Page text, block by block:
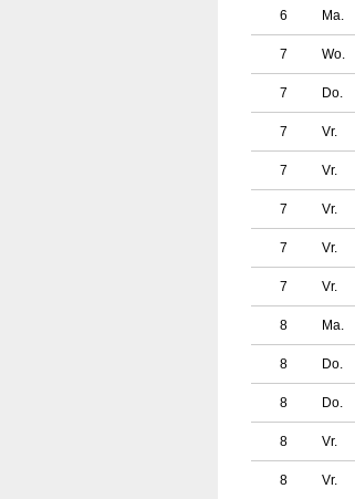
6 Ma.
7 Wo.
7 Do.
7 Vr.
7 Vr.
7 Vr.
7 Vr.
7 Vr.
8 Ma.
8 Do.
8 Do.
8 Vr.
8 Vr.